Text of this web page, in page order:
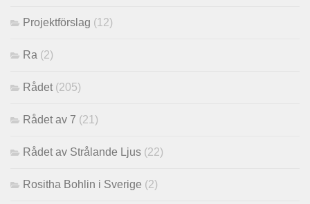
Projektförslag (12)
Ra (2)
Rådet (205)
Rådet av 7 (21)
Rådet av Strålande Ljus (22)
Rositha Bohlin i Sverige (2)